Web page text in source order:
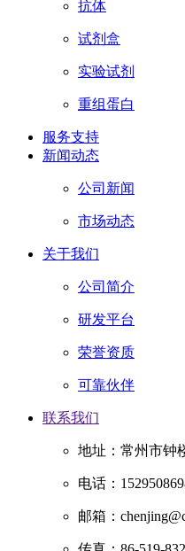
抗体
试剂盒
实验试剂
重组蛋白
服务支持
新闻动态
公司新闻
市场动态
关于我们
公司简介
研发平台
荣誉资质
可靠伙伴
联系我们
地址：常州市钟
电话：
邮箱：